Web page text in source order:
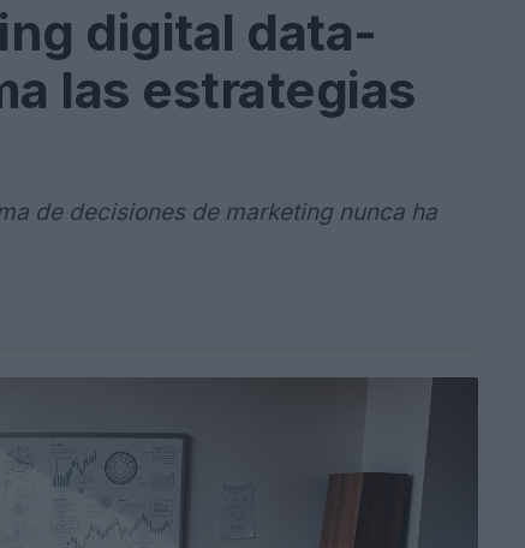
digital data-
las estrategias
de decisiones de marketing nunca ha